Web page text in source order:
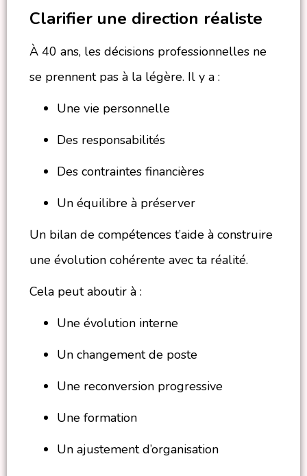
Clarifier une direction réaliste
À 40 ans, les décisions professionnelles ne
se prennent pas à la légère. Il y a :
Une vie personnelle
Des responsabilités
Des contraintes financières
Un équilibre à préserver
Un bilan de compétences t’aide à construire
une évolution cohérente avec ta réalité.
Cela peut aboutir à :
Une évolution interne
Un changement de poste
Une reconversion progressive
Une formation
Un ajustement d’organisation